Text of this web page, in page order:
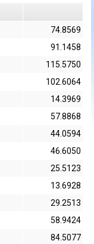
74.8569
91.1458
115.5750
102.6064
14.3969
57.8868
44.0594
46.6050
25.5123
13.6928
29.2513
58.9424
84.5077